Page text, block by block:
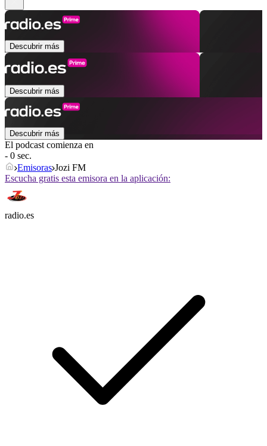
Descubrir más
Descubrir más
Descubrir más
El podcast comienza en
- 0 sec.
Emisoras Jozi FM
Escucha gratis esta emisora en la aplicación:
radio.es